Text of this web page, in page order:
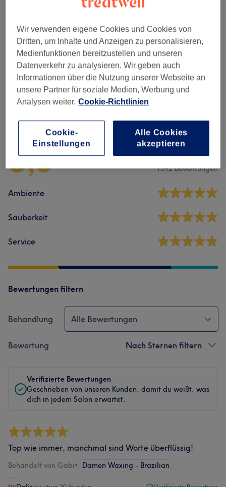
Nicht gefunden wonach du gesucht hast?
Damen - Waxing (23) ab 10 €
Herren - Waxing (27 ) ab 15 €
5,0 1592 Bewertungen
Ambiente
Sauberkeit
Service
Bewertungen filtern
Behandlung Alle Bewertungen
Bewertung Nach Sternen filtern
Verifizierte Bewertungen
Geschrieben von unseren Kunden, damit du weißt, was
dich in jedem Salon erwartet.
Top wie immer, manchmal sind Worte überflüssig!
Behandelt von Gabi• Damen Waxing - Brazilian
Wir verwenden eigene Cookies und Cookies von
Dritten, um Inhalte und Anzeigen zu personalisieren,
Medienfunktionen bereitzustellen und unseren
Datenverkehr zu analysieren. Wir geben auch
Informationen über die Nutzung unserer Webseite an
unsere Partner für soziale Medien, Werbung und
Analysen weiter. Cookie-Richtlinien
Cookie-
Einstellungen
Alle Cookies
akzeptieren